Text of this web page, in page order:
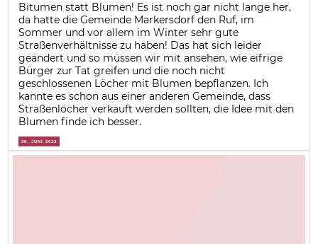
Bitumen statt Blumen! Es ist noch gar nicht lange her,
da hatte die Gemeinde Markersdorf den Ruf, im
Sommer und vor allem im Winter sehr gute
Straßenverhältnisse zu haben! Das hat sich leider
geändert und so müssen wir mit ansehen, wie eifrige
Bürger zur Tat greifen und die noch nicht
geschlossenen Löcher mit Blumen bepflanzen. Ich
kannte es schon aus einer anderen Gemeinde, dass
Straßenlöcher verkauft werden sollten, die Idee mit den
Blumen finde ich besser.
30. JUNI 2013